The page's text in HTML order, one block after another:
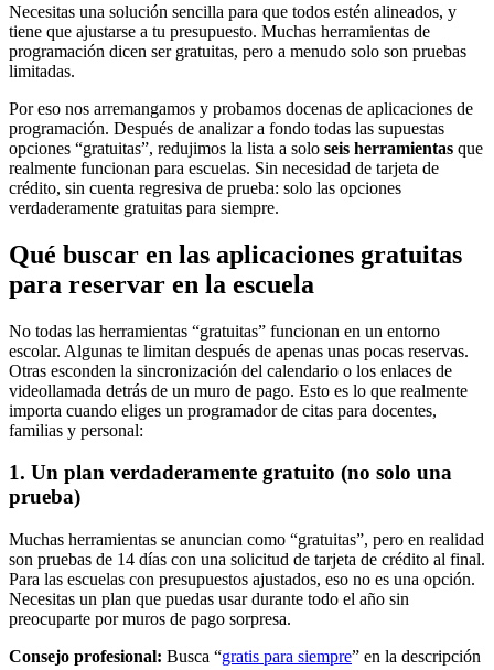
Necesitas una solución sencilla para que todos estén alineados, y
tiene que ajustarse a tu presupuesto. Muchas herramientas de
programación dicen ser gratuitas, pero a menudo solo son pruebas
limitadas.
Por eso nos arremangamos y probamos docenas de aplicaciones de
programación. Después de analizar a fondo todas las supuestas
opciones “gratuitas”, redujimos la lista a solo seis herramientas que
realmente funcionan para escuelas. Sin necesidad de tarjeta de
crédito, sin cuenta regresiva de prueba: solo las opciones
verdaderamente gratuitas para siempre.
Qué buscar en las aplicaciones gratuitas
para reservar en la escuela
No todas las herramientas “gratuitas” funcionan en un entorno
escolar. Algunas te limitan después de apenas unas pocas reservas.
Otras esconden la sincronización del calendario o los enlaces de
videollamada detrás de un muro de pago. Esto es lo que realmente
importa cuando eliges un programador de citas para docentes,
familias y personal:
1. Un plan verdaderamente gratuito (no solo una
prueba)
Muchas herramientas se anuncian como “gratuitas”, pero en realidad
son pruebas de 14 días con una solicitud de tarjeta de crédito al final.
Para las escuelas con presupuestos ajustados, eso no es una opción.
Necesitas un plan que puedas usar durante todo el año sin
preocuparte por muros de pago sorpresa.
Consejo profesional: Busca “gratis para siempre” en la descripción